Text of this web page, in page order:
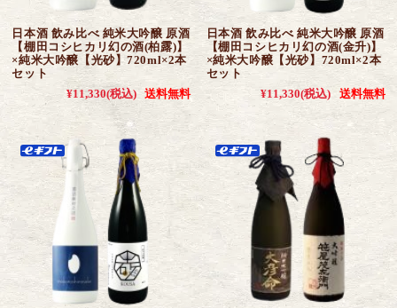
日本酒 飲み比べ 純米大吟醸 原酒
【棚田コシヒカリ幻の酒(柏露)】
×純米大吟醸【光砂】720ml×2本
セット
¥11,330(税込) 送料無料
日本酒 飲み比べ 純米大吟醸 原酒
【棚田コシヒカリ幻の酒(金升)】
×純米大吟醸【光砂】720ml×2本
セット
¥11,330(税込) 送料無料